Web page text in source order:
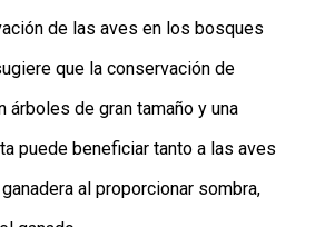
de las aves en los bosques
que la conservación de
árboles de gran tamaño y una
puede beneficiar tanto a las aves
al proporcionar sombra,